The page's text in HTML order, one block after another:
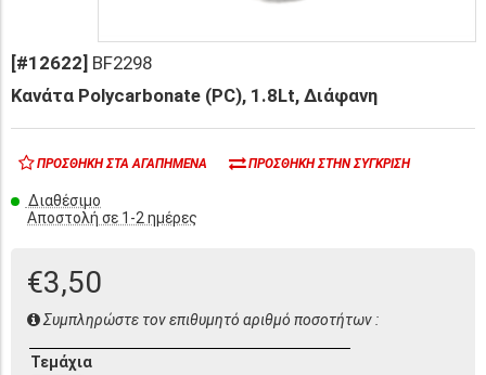
[#12622] BF2298
Κανάτα Polycarbonate (PC), 1.8Lt, Διάφανη
ΠΡΟΣΘΉΚΗ ΣΤΑ ΑΓΑΠΗΜΈΝΑ ΠΡΟΣΘΉΚΗ ΣΤΗΝ ΣΎΓΚΡΙΣΗ
Διαθέσιμο
Αποστολή σε 1-2 ημέρες
€3,50
Συμπληρώστε τον επιθυμητό αριθμό ποσοτήτων :
Τεμάχια